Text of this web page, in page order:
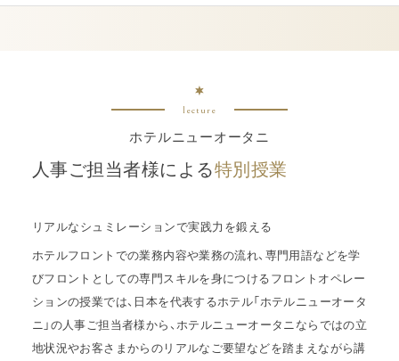
lecture
ホテルニューオータニ
人事ご担当者様による特別授業
リアルなシュミレーションで実践力を鍛える
ホテルフロントでの業務内容や業務の流れ、専門用語などを学
びフロントとしての専門スキルを身につけるフロントオペレー
ションの授業では、日本を代表するホテル「ホテルニューオータ
ニ」の人事ご担当者様から、ホテルニューオータニならではの立
地状況やお客さまからのリアルなご要望などを踏まえながら講